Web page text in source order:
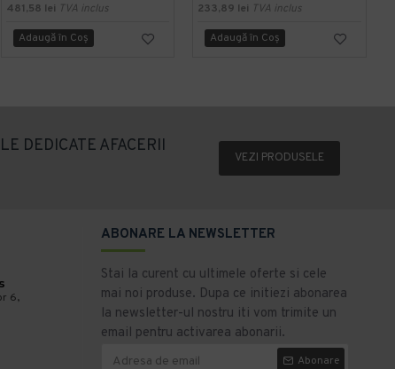
481,58 lei TVA inclus
Adaugă în Coş
233,89 lei TVA inclus
Adaugă în Coş
DEDICATE AFACERII
VEZI PRODUSELE
6,
ABONARE LA NEWSLETTER
Stai la curent cu ultimele oferte si cele
mai noi produse. Dupa ce initiezi abonarea
la newsletter-ul nostru iti vom trimite un
email pentru activarea abonarii.
Abonare